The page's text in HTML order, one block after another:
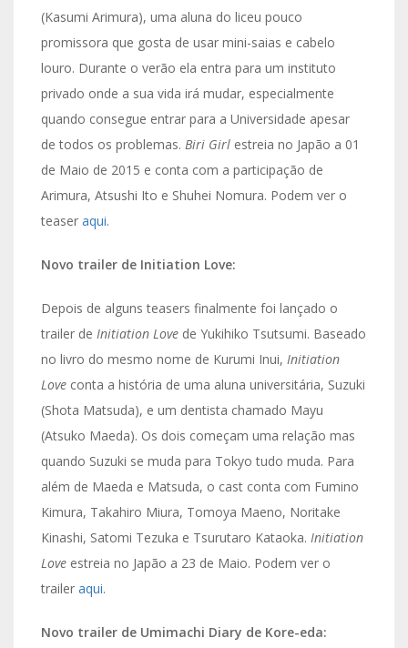
(Kasumi Arimura), uma aluna do liceu pouco
promissora que gosta de usar mini-saias e cabelo
louro. Durante o verão ela entra para um instituto
privado onde a sua vida irá mudar, especialmente
quando consegue entrar para a Universidade apesar
de todos os problemas. Biri Girl estreia no Japão a 01
de Maio de 2015 e conta com a participação de
Arimura, Atsushi Ito e Shuhei Nomura. Podem ver o
teaser aqui.
Novo trailer de Initiation Love:
Depois de alguns teasers finalmente foi lançado o
trailer de Initiation Love de Yukihiko Tsutsumi. Baseado
no livro do mesmo nome de Kurumi Inui, Initiation
Love conta a história de uma aluna universitária, Suzuki
(Shota Matsuda), e um dentista chamado Mayu
(Atsuko Maeda). Os dois começam uma relação mas
quando Suzuki se muda para Tokyo tudo muda. Para
além de Maeda e Matsuda, o cast conta com Fumino
Kimura, Takahiro Miura, Tomoya Maeno, Noritake
Kinashi, Satomi Tezuka e Tsurutaro Kataoka. Initiation
Love estreia no Japão a 23 de Maio. Podem ver o
trailer aqui.
Novo trailer de Umimachi Diary de Kore-eda: